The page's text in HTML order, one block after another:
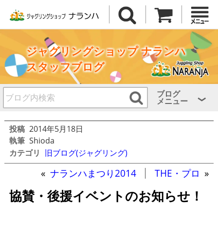
ジャグリングショップ ナランハ
スタッフブログ
ブログ
メニュー
投稿 2014年5月18日
執筆 Shioda
カテゴリ 旧ブログ(ジャグリング)
« ナランハまつり2014 THE・プロ »
協賛・後援イベントのお知らせ！